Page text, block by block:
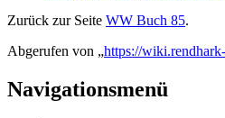
Zurück zur Seite WW Buch 85.
Abgerufen von „https://
Navigationsmenü